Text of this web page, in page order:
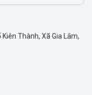
Thành, Xã Gia Lâm,